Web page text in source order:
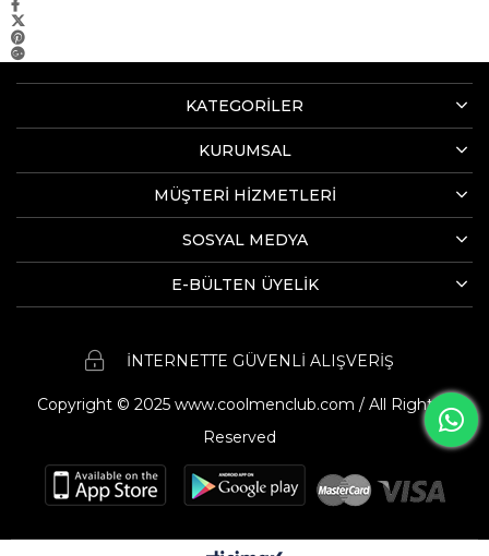
KATEGORİLER
KURUMSAL
MÜŞTERİ HİZMETLERİ
SOSYAL MEDYA
E-BÜLTEN ÜYELİK
İNTERNETTE GÜVENLİ ALIŞVERİŞ
Copyright © 2025 www.coolmenclub.com / All Rights
Reserved